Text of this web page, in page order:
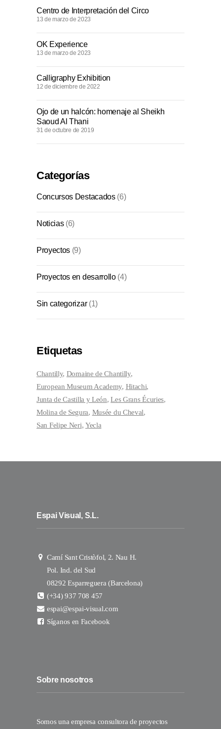
Centro de Interpretación del Circo
13 de marzo de 2023
OK Experience
13 de marzo de 2023
Calligraphy Exhibition
12 de diciembre de 2022
Ojo de un halcón: homenaje al Sheikh
Saoud Al Thani
31 de octubre de 2019
Categorías
Concursos Destacados(6)
Noticias(6)
Proyectos (9)
Proyectos en desarrollo(4)
Sin categorizar(1)
Etiquetas
Chantilly Domaine de Chantilly
European Museum Academy Hitachi
Junta de Castilla y León Les Grans Écuries
Molina de Segura Musée du Cheval
San Felipe Neri Yecla
Espai Visual, S.L.
Camí Sant Cristòfol, 2. Nau H.
Pol. Ind. del Sud
08292 Esparreguera (Barcelona)
(+34) 937 708 457
espai@espai-visual.com
Síganos en Facebook
Sobre nosotros
Somos una empresa consultora de proyectos